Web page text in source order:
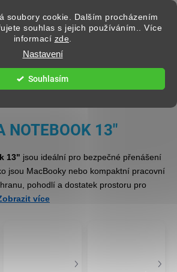
soubory cookie. Dalším procházením
souhlas s jejich používáním.. Více
informací zde.
Nastavení
Souhlasím
NOTEBOOK 13"
13" jsou ideální pro bezpečné přenášení
jsou MacBooky nebo kompaktní pracovní
pohodlí a dostatek prostoru pro
více